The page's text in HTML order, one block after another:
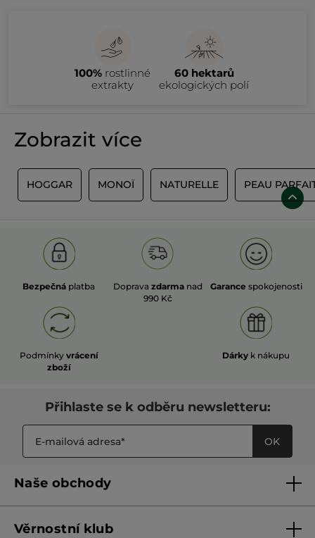
100% rostlinné
extrakty
60 hektarů
ekologických polí
Zobrazit více
HOGGAR MONOÏ NATURELLE PEAU
Bezpečná platba Doprava zdarma nad
990 Kč
Garance spokojenosti
Podmínky vrácení
zboží
Dárky k nákupu
Přihlaste se k odběru newsletteru:
OK
Naše obchody
Věrnostní klub